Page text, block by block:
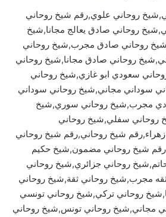
روحاني علوي,رقم شيخ روحاني
روحاني صادق يعالج مجانا,شيخ
روحاني صادق مجرب,شيخ روحاني
روحاني صادق مجانا,شيخ روحاني
سعودي ابو غازي,شيخ روحاني
سوداني مجاني,شيخ روحاني سوداني
مجرب,شيخ روحاني سوري,شيخ
روحاني سفلي,شيخ روحاني
زهراء,رقم شيخ روحاني,رقم شيخ روحاني
شيخ روحاني مضمون,شيخ حكيم
روحاني جزائري,شيخ روحاني
مجرب,شيخ روحاني ثقة,شيخ روحاني
روحاني تركي,شيخ روحاني تونسي
مجاني,شيخ روحاني تونس,شيخ روحاني